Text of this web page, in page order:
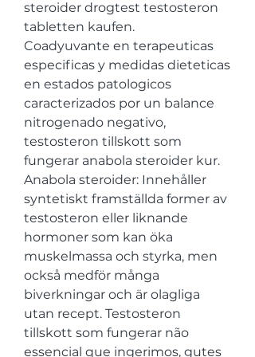
steroider drogtest testosteron
tabletten kaufen.
Coadyuvante en terapeuticas
especificas y medidas dieteticas
en estados patologicos
caracterizados por un balance
nitrogenado negativo,
testosteron tillskott som
fungerar anabola steroider kur.
Anabola steroider: Innehåller
syntetiskt framställda former av
testosteron eller liknande
hormoner som kan öka
muskelmassa och styrka, men
också medför många
biverkningar och är olagliga
utan recept. Testosteron
tillskott som fungerar não
essencial que ingerimos, gutes